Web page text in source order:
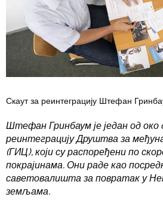
Скаут за реинтеграцију Штефан
Штефан Гринбаум је један од око
реинтеграцију Друштва за
(ГИЦ), који су распоређени по
покрајинама. Они раде као
саветовалишта за повратак у
земљама.